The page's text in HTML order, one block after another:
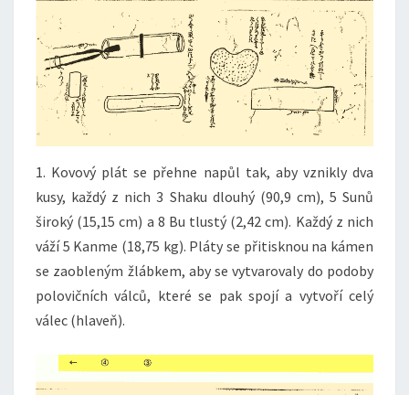
1. Kovový plát se přehne napůl tak, aby vznikly dva
kusy, každý z nich 3 Shaku dlouhý (90,9 cm), 5 Sunů
široký (15,15 cm) a 8 Bu tlustý (2,42 cm). Každý z nich
váží 5 Kanme (18,75 kg). Pláty se přitisknou na kámen
se zaobleným žlábkem, aby se vytvarovaly do podoby
polovičních válců, které se pak spojí a vytvoří celý
válec (hlaveň).